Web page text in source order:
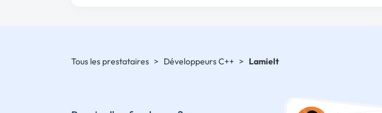
Tous les prestataires > Développeurs C++ > Lamielt